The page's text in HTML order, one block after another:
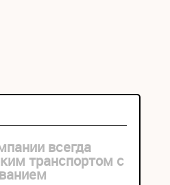
всегда
транспортом с